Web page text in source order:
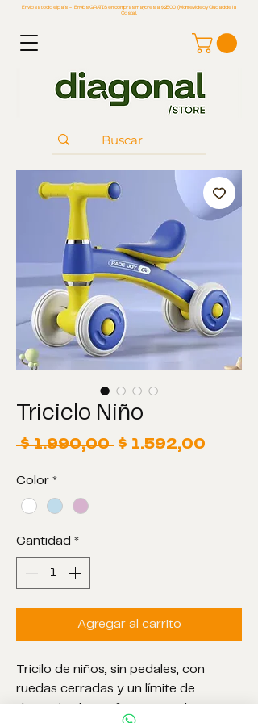
Envíos a todo el país - Envíos GRATIS en compras mayores a $2500 (Montevideo y Ciudad de la
Costa).
Triciclo Niño
$ 1.990,00 Precio
$ 1.592,00
Color *
Cantidad *
Agregar al carrito
Tricilo de niños, sin pedales, con
ruedas cerradas y un límite de
dirección de 135°, este triciclo evita